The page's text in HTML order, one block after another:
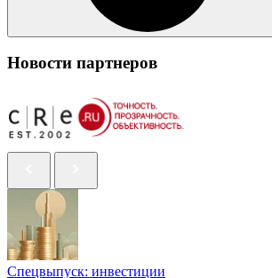
Новости партнеров
Спецвыпуск: инвестиции